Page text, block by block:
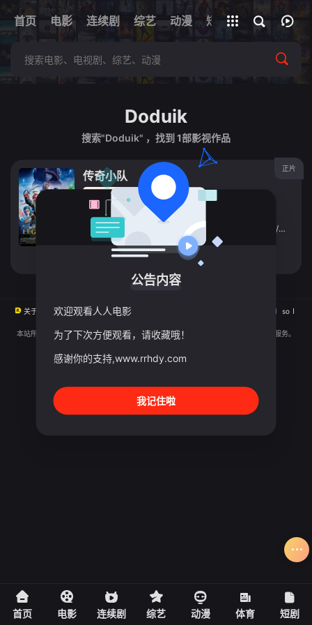
首页 电影 连续剧 综艺 动漫 短剧 网址
全部影片
Doduik
搜索"Doduik" ，找到 1部影视作品
正片
传奇小队
动漫 2026
法国
导演：纪约姆·伊弗奈
主演：Kendell Roman / /
立即播放
关于 版权 投屏 直播 排行榜
so
本站所有内容均来自互联网分享站点所提供的公开引用资源，未提供资源上传、存储服务。
首页 电影 连续剧 综艺 动漫 体育 短剧
公告内容
欢迎观看人人电影
为了下次方便观看，请收藏哦！
感谢你的支持,www.rrhdy.com
我记住啦